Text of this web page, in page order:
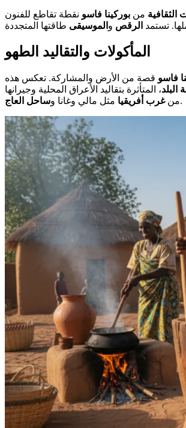
الثقافية من بوركينا فاسو نقطة تقاطع للفنون
تستمد الرقص و الموسيقى
المأكولات والتقاليد الطهو
فاسو قصة من الأرض والمشاركة. تعكس هذه
البلد، المتأثرة بتقاليد الأعراق المحلية وجيرانها
منغرب أفريقيا مثل مالي وغانا وساحل العاج .